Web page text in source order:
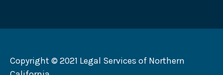
劝
徽
Copyright © 2021 Legal Services of Northern